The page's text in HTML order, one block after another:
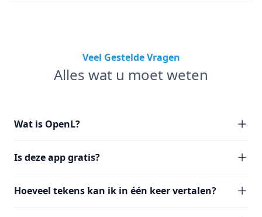
Veel Gestelde Vragen
Alles wat u moet weten
Wat is OpenL?
Is deze app gratis?
Hoeveel tekens kan ik in één keer vertalen?